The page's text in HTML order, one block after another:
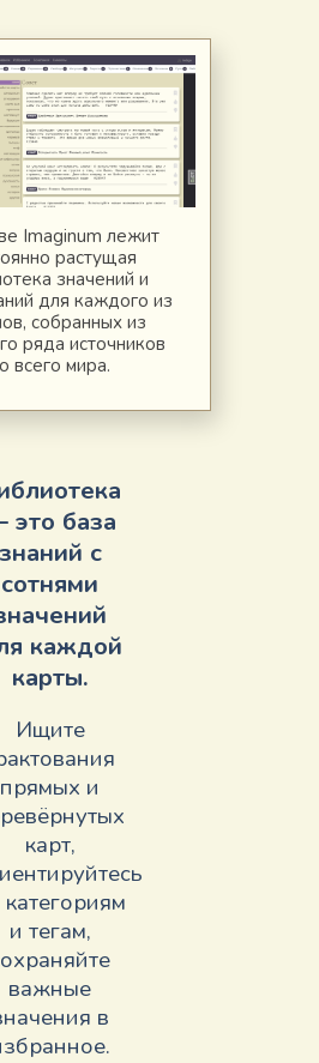
Imaginum лежит
растущая
значений и
для каждого из
собранных из
ряда источников
всего мира.
база
знаний с
сотнями
каждой
карты.
Ищите
прямых и
карт,
и тегам,
важные
в